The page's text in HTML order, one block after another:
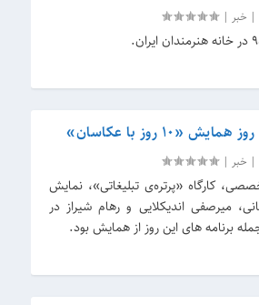
| خبر |
«۱۰ روز با عکاسان»
| خبر |
کارگاه «پرتره‌ی تبلیغاتی»، نمایش
میرصفی اندیکلایی و رهام شیراز در
برنامه های این روز از همایش بود.